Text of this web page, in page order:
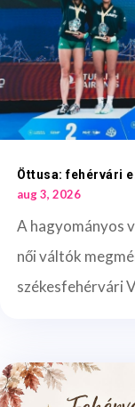
Öttusa: fehérvári
aug 3, 2026
A hagyományos
női váltók
székesfehérvári